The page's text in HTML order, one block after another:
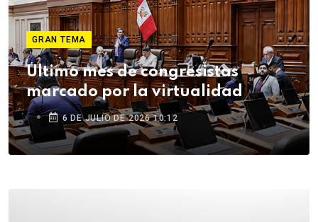
GRAN TEMA
Último mes de congresistas
marcado por la virtualidad
6 DE JULIO DE 2026 10:12